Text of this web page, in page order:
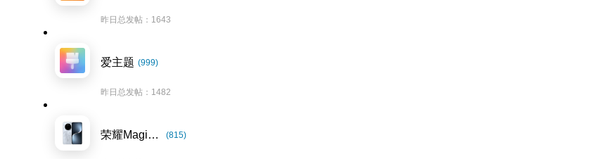
昨日总发帖：1643
爱主题 (999)
昨日总发帖：1482
荣耀Magic7系列 (815)